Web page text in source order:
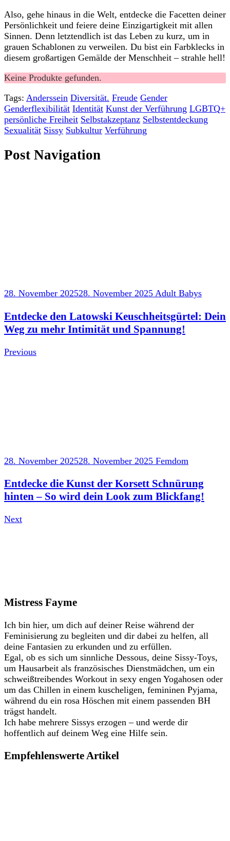
Also, gehe hinaus in die Welt, entdecke die⁣ Facetten deiner
Persönlichkeit und feiere deine Einzigartigkeit mit allen
Sinnen. Denn letztendlich ist das Leben zu kurz, um in
grauen Schablonen zu verweilen. Du ⁣bist​ ein Farbklecks in
diesem großartigen⁢ Gemälde der Menschheit – strahle hell!
Keine Produkte gefunden.
Tags: Anderssein Diversität. Freude Gender
Genderflexibilität Identität Kunst der Verführung LGBTQ+
persönliche Freiheit Selbstakzeptanz Selbstentdeckung
Sexualität Sissy Subkultur Verführung
Post Navigation
28. November 202528. November 2025 Adult Babys
Entdecke den Latowski Keuschheitsgürtel: Dein
Weg zu mehr Intimität und Spannung!
Previous
28. November 202528. November 2025 Femdom
Entdecke die Kunst der Korsett Schnürung
hinten – So wird dein Look zum Blickfang!
Next
Mistress Fayme
Ich bin hier, um dich auf deiner Reise während der
Feminisierung zu begleiten und dir dabei zu helfen, all
deine Fantasien zu erkunden und zu erfüllen.
Egal, ob es sich um sinnliche Dessous, deine Sissy-Toys,
um Hausarbeit als französisches Dienstmädchen, um ein
schweißtreibendes Workout in sexy engen Yogahosen oder
um das Chillen in einem kuscheligen, femininen Pyjama,
während du ein rosa Höschen mit einem passenden BH
trägst handelt.
Ich habe mehrere Sissys erzogen – und werde dir
hoffentlich auf deinem Weg eine Hilfe sein.
Empfehlenswerte Artikel